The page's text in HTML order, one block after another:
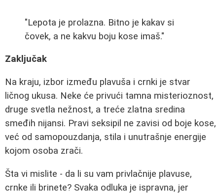
"Lepota je prolazna. Bitno je kakav si
čovek, a ne kakvu boju kose imaš."
Zaključak
Na kraju, izbor između plavuša i crnki je stvar
ličnog ukusa. Neke će privući tamna misterioznost,
druge svetla nežnost, a treće zlatna sredina
smeđih nijansi. Pravi seksipil ne zavisi od boje kose,
već od samopouzdanja, stila i unutrašnje energije
kojom osoba zrači.
Šta vi mislite - da li su vam privlačnije plavuse,
crnke ili brinete? Svaka odluka je ispravna, jer